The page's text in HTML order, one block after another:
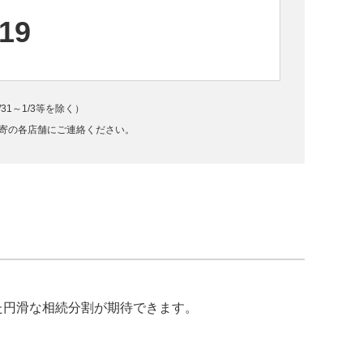
～1/3等を除く）
各店舗にご連絡ください。
滑な相続分割が期待できます。